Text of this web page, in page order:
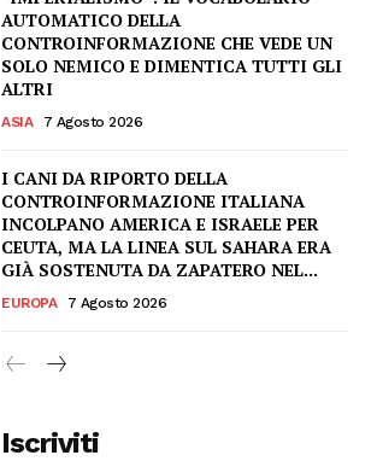
AUTOMATICO DELLA
CONTROINFORMAZIONE CHE VEDE UN
SOLO NEMICO E DIMENTICA TUTTI GLI
ALTRI
ASIA 7 Agosto 2026
I CANI DA RIPORTO DELLA
CONTROINFORMAZIONE ITALIANA
INCOLPANO AMERICA E ISRAELE PER
CEUTA, MA LA LINEA SUL SAHARA ERA
GIÀ SOSTENUTA DA ZAPATERO NEL...
EUROPA 7 Agosto 2026
Iscriviti